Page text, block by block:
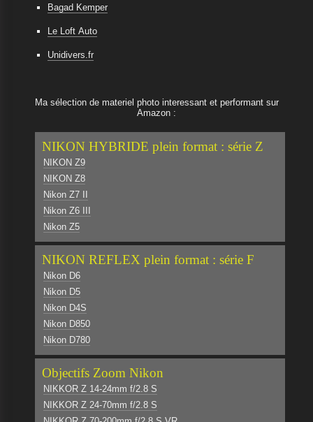
Bagad Kemper
Le Loft Auto
Unidivers.fr
Ma sélection de materiel photo interessant et performant sur
Amazon :
NIKON HYBRIDE plein format : série Z
NIKON Z9
NIKON Z8
Nikon Z7 II
Nikon Z6 III
Nikon Z5
NIKON REFLEX plein format : série F
Nikon D6
Nikon D5
Nikon D4S
Nikon D850
Nikon D780
Objectifs Zoom Nikon
NIKKOR Z 14-24mm f/2.8 S
NIKKOR Z 24-70mm f/2.8 S